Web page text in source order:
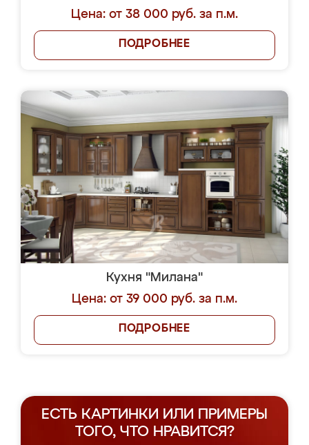
Цена: от 38 000 руб. за п.м.
ПОДРОБНЕЕ
Кухня "Милана"
Цена: от 39 000 руб. за п.м.
ПОДРОБНЕЕ
ЕСТЬ КАРТИНКИ ИЛИ ПРИМЕРЫ
ТОГО, ЧТО НРАВИТСЯ?